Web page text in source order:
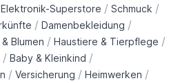
Elektronik-Superstore / Schmuck /
/ Damenbekleidung /
Blumen / Haustiere & Tierpflege /
/ Baby & Kleinkind /
/ Versicherung / Heimwerken /